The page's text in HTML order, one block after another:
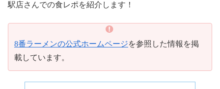
駅店さんでの食レポを紹介します！
8番ラーメンの公式ホームページを参照した情報を掲
載しています。